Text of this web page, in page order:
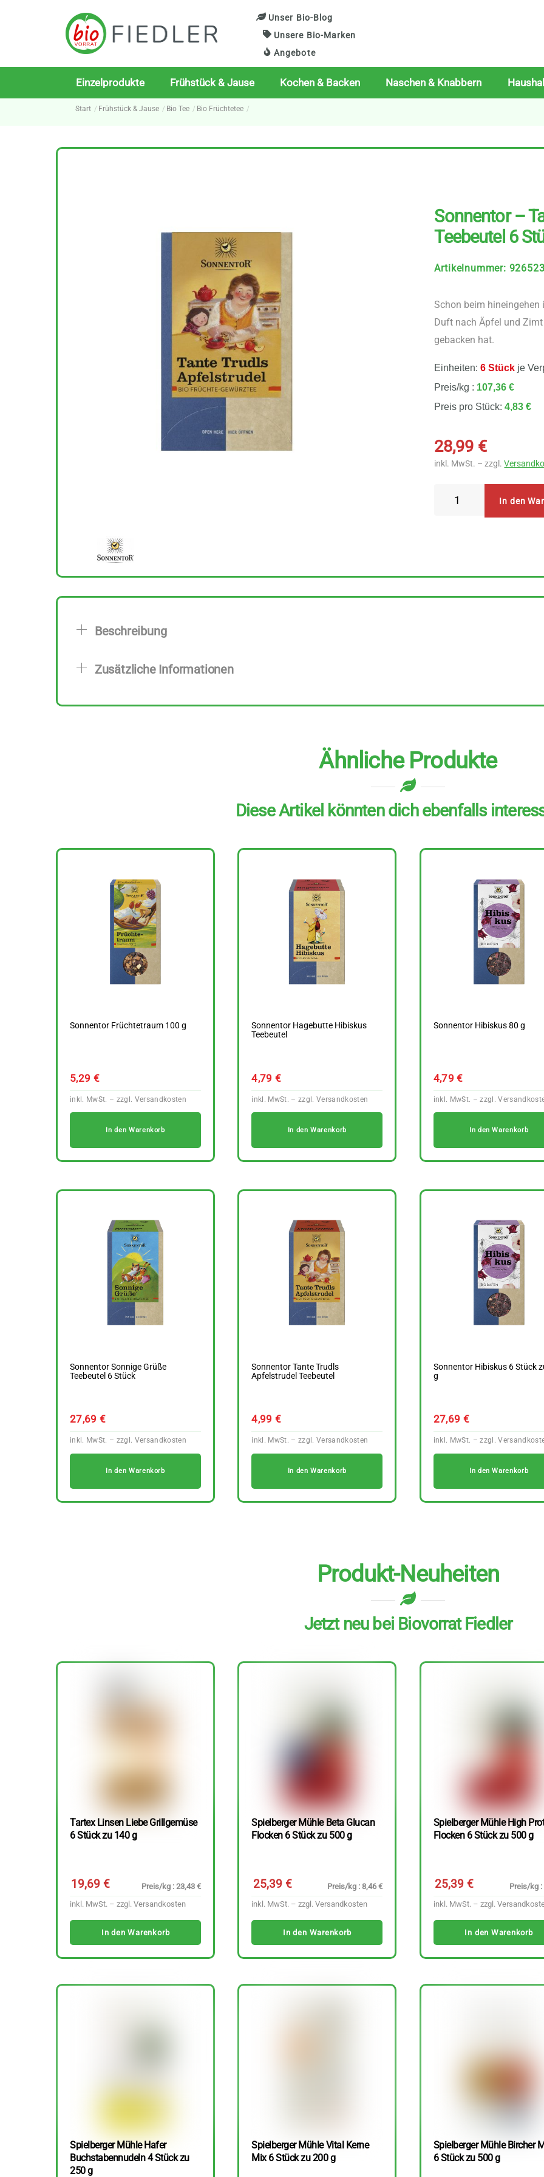
Unser Bio-Blog
Unsere Bio-Marken
Angebote
Einzelprodukte Frühstück & Jause Kochen & Backen Naschen & Knabbern
Start Frühstück & Jause Bio Tee Bio Früchtetee
Sonnentor –
Teebeutel 6
Artikelnummer:
Schon beim hineingehen
Duft nach Äpfel und
gebacken hat.
Einheiten:6 Stück je
Preis/kg : 107,36 €
Preis pro Stück:4,83 €
28,99 €
inkl. MwSt. – zzgl.
Teebeutel
6
In den
Beschreibung
Zusätzliche Informationen
Ähnliche Produkte
Diese Artikel könnten dich ebenfalls
Sonnentor Früchtetraum 100 g
5,29 €
In den Warenkorb
Sonnentor Hagebutte Hibiskus
Teebeutel
4,79 €
In den Warenkorb
Sonnentor Hibiskus 80 g
4,79€
In den Warenkorb
Sonnentor Sonnige Grüße
Teebeutel 6 Stück
27,69€
In den Warenkorb
Sonnentor Tante Trudls
Apfelstrudel Teebeutel
4,99 €
In den Warenkorb
Sonnentor Hibiskus 6 Stück
g
27,69 €
In den Warenkorb
Produkt-Neuheiten
Jetzt neu bei Biovorrat Fiedler
Tartex Linsen Liebe Grillgemüse
6 Stück zu 140 g
19,69€
Preis/kg : 23,43 €
inkl. MwSt. – zzgl. Versandkosten
In den Warenkorb
Spielberger Mühle Beta Glucan
Flocken 6 Stück zu 500 g
25,39 €
Preis/kg : 8,46 €
inkl. MwSt. – zzgl.Versandkosten
In den Warenkorb
Spielberger Mühle High
Flocken 6 Stück zu 500 g
25,39 €
Preis/kg :
inkl. MwSt. – zzgl.
In den Warenkorb
Spielberger Mühle Hafer
Buchstabennudeln 4 Stück zu
250 g
Spielberger Mühle Vital Kerne
Mix 6 Stück zu 200 g
Spielberger Mühle Bircher
6 Stück zu 500 g